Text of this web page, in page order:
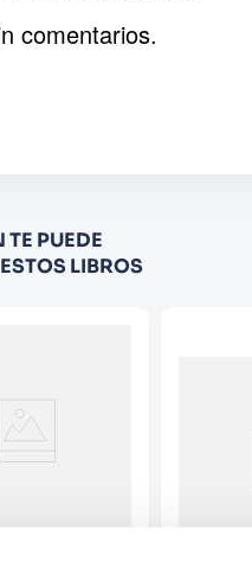
Califique el producto de 1 a
estrellas
Correo electrónico
comentarios.
PUEDE
LIBROS